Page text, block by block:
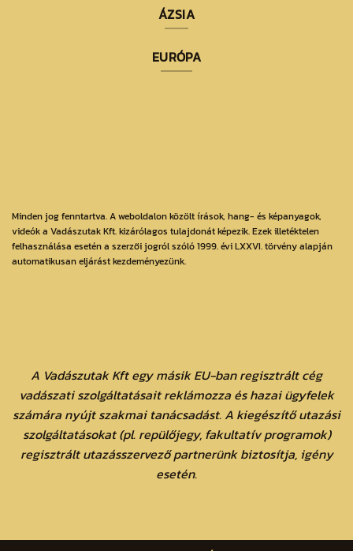
ÁZSIA
EURÓPA
Minden jog fenntartva. A weboldalon közölt írások, hang- és képanyagok,
videók a Vadászutak Kft. kizárólagos tulajdonát képezik. Ezek illetéktelen
felhasználása esetén a szerzői jogról szóló 1999. évi LXXVI. törvény alapján
automatikusan eljárást kezdeményezünk.
A Vadászutak Kft egy másik EU-ban regisztrált cég
vadászati szolgáltatásait reklámozza és hazai ügyfelek
számára nyújt szakmai tanácsadást. A kiegészítő utazási
szolgáltatásokat (pl. repülőjegy, fakultatív programok)
regisztrált utazásszervező partnerünk biztosítja, igény
esetén.